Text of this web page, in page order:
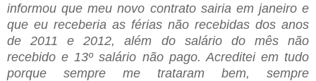
informou que meu novo contrato sairia em janeiro e
que eu receberia as férias não recebidas dos anos
de 2011 e 2012, além do salário do mês não
recebido e 13º salário não pago. Acreditei em tudo
porque sempre me trataram bem, sempre